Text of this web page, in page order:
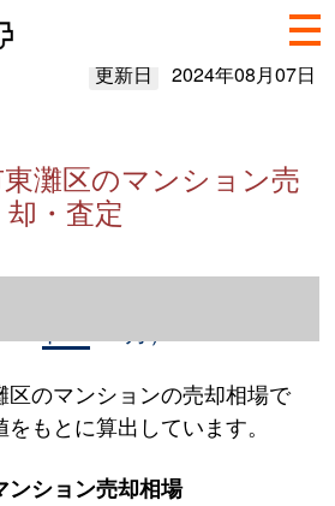
更新日 2024年08月07日
灘区のマンション売
却・査定
区のマンションの売却相場で
もとに算出しています。
ンション売却相場